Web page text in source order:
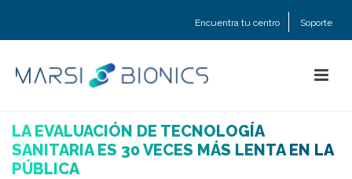
Encuentra tu centro Soporte
LA EVALUACIÓN DE TECNOLOGÍA
SANITARIA ES 30 VECES MÁS LENTA EN LA
PÚBLICA